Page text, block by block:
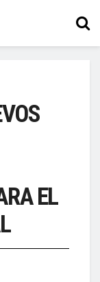
EL